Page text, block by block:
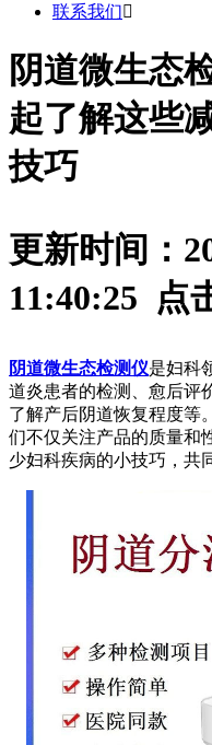
联系我们
阴道微生态
起了解这些
技巧
更新时间：
11:40:25 点
阴道微生态检测仪是妇科
道炎患者的检测、愈后评
了解产后阴道恢复程度等
们不仅关注产品的质量和
少妇科疾病的小技巧，共